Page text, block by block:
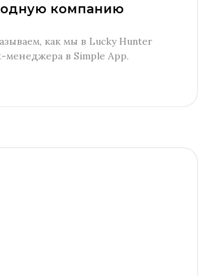
компанию
как мы в Lucky Hunter
в Simple App.